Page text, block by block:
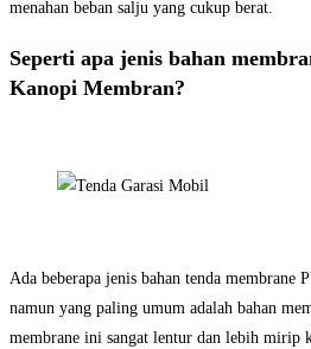
menahan beban salju yang cukup berat.
Seperti apa jenis bahan
Kanopi Membran?
Ada beberapa jenis bahan tenda membrane
namun yang paling umum adalah bahan
membrane ini sangat lentur dan lebih mirip